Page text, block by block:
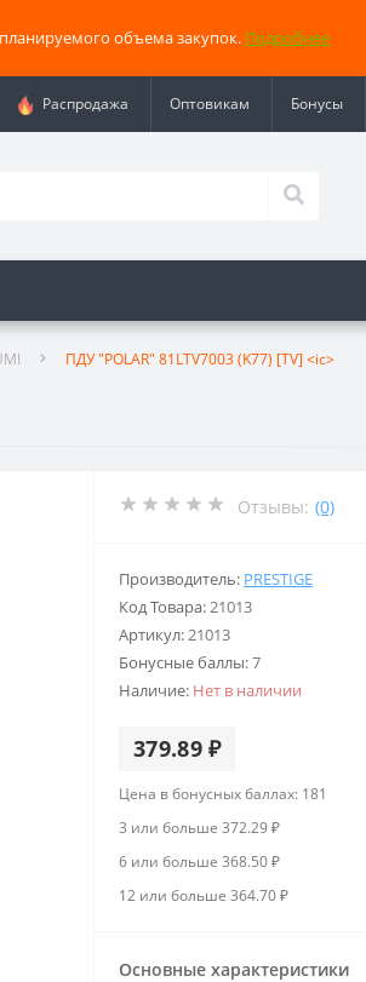
объема закупок. Подробнее
Распродажа Оптовикам Бонусы
ПДУ "POLAR" 81LTV7003 (K77) [TV] <ic>
Отзывы: (0)
Производитель: PRESTIGE
Код Товара:21013
Артикул:21013
Бонусные баллы:7
Наличие: Нет в наличии
379.89 ₽
Цена в бонусных баллах: 181
3 или больше 372.29 ₽
6 или больше 368.50 ₽
12 или больше 364.70 ₽
Основные характеристики